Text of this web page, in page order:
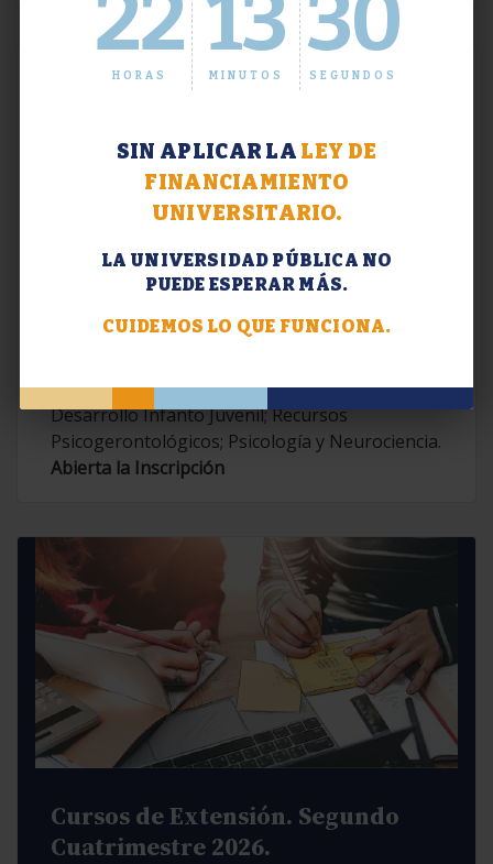
22
HORAS
13
MINUTOS
31
SEGUNDOS
SIN APLICAR LA LEY DE
FINANCIAMIENTO
UNIVERSITARIO.
LA UNIVERSIDAD PÚBLICA NO
PUEDE ESPERAR MÁS.
CUIDEMOS LO QUE FUNCIONA.
Extensión. Diplomaturas 2026.
Contemporáneas; Problemáticas en el
Desarrollo Infanto Juvenil; Recursos
Psicogerontológicos; Psicología y Neurociencia.
Abierta la Inscripción
Cursos de Extensión. Segundo
Cuatrimestre 2026.